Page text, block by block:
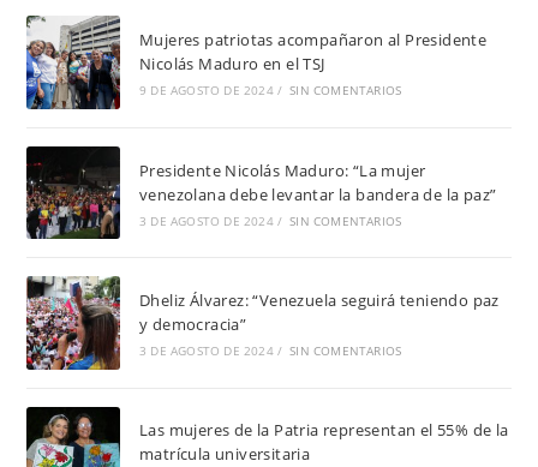
Mujeres patriotas acompañaron al Presidente
Nicolás Maduro en el TSJ
9 DE AGOSTO DE 2024 / SIN COMENTARIOS
Presidente Nicolás Maduro: “La mujer
venezolana debe levantar la bandera de la paz”
3 DE AGOSTO DE 2024 / SIN COMENTARIOS
Dheliz Álvarez: “Venezuela seguirá teniendo paz
y democracia”
3 DE AGOSTO DE 2024 / SIN COMENTARIOS
Las mujeres de la Patria representan el 55% de la
matrícula universitaria